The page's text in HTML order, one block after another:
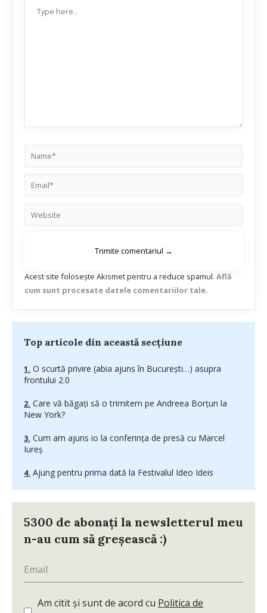
Acest site folosește Akismet pentru a reduce spamul. Află
cum sunt procesate datele comentariilor tale.
Top articole din această secțiune
O scurtă privire (abia ajuns în Bucureşti…) asupra
frontului 2.0
Care vă băgați să o trimitem pe Andreea Borțun la
New York?
Cum am ajuns io la conferinţa de presă cu Marcel
Iureş
Ajung pentru prima dată la Festivalul Ideo Ideis
5300 de abonați la newsletterul meu
n-au cum să greșească :)
Am citit și sunt de acord cu Politica de